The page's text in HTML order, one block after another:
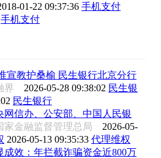
01-22 09:37:36 手机支付
手机支付
宣教护桑榆 民生银行北京分行
界 2026-05-28 09:38:02 民生银
民生银行
网信办、公安部、中国人民银
家金融监督管理总局 2026-05-
2026-05-13 09:35:33 代理维权
效：年拦截诈骗资金近800万